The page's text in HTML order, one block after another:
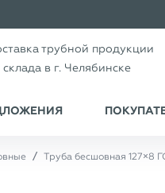
трубной продукции
склада в г. Челябинске
Труба бесшовная 127×8